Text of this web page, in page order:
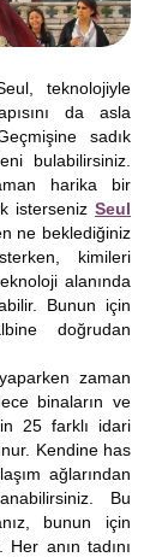
teknolojiyle
da asla
sadık
bulabilirsiniz.
harika bir
isterseniz Seul
ne beklediğiniz
kimileri
alanında
Bunun için
doğrudan
zaman
binaların ve
25 farklı idari
Kendine has
ağlarından
Bu
bunun için
Her anın tadını